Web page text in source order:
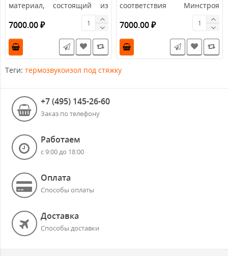
материал, состоящий из
перфорированной стеклов..
7000.00 ₽
соответствия Минстроя
России, рекомендуется дл..
7000.00 ₽
Теги: термозвукоизол под стяжку
+7 (495) 145-26-60
Заказ по телефону
Работаем
с 9:00 до 18:00
Оплата
Способы оплаты
Доставка
Способы доставки